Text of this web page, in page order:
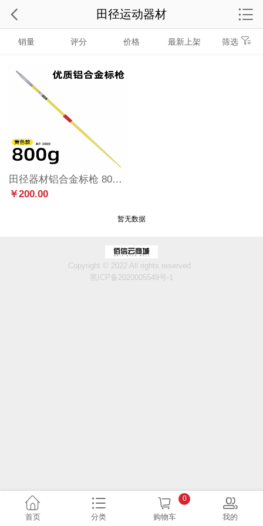
销量 评分 价格 最新上架 筛选
田径器材铝合金标枪 800g训练标枪
￥200.00
暂无数据
田径运动器材
Copyright © 2022 All rights reserved.
黑ICP备2020005549号-1
首页 分类 购物车
0
我的